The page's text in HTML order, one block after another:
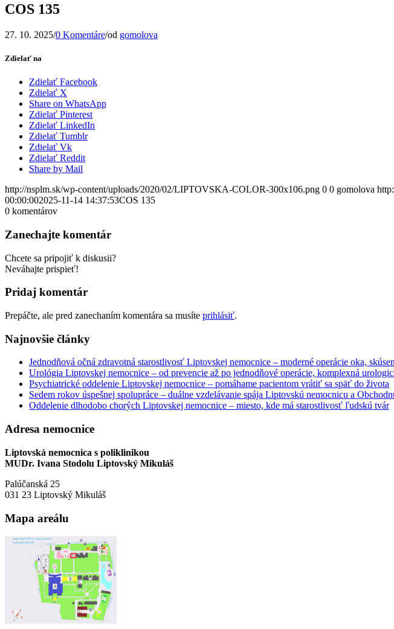
COS 135
27. 10. 2025/0 Komentáre/od gomolova
Zdielať na
Zdielať Facebook
Zdielať X
Share on WhatsApp
Zdielať Pinterest
Zdielať LinkedIn
Zdielať Tumblr
Zdielať Vk
Zdielať Reddit
Share by Mail
http://nsplm.sk/wp-content/uploads/2020/02/LIPTOVSKA-COLOR-300x106.png 0 0 gomolova
00:00:002025-11-14 14:37:53COS 135
0 komentárov
Zanechajte komentár
Chcete sa pripojiť k diskusii?
Neváhajte prispieť!
Pridaj komentár
Prepáčte, ale pred zanechaním komentára sa musíte prihlásiť.
Najnovšie články
Jednodňová očná zdravotná starostlivosť Liptovskej nemocnice – moderné operácie oka,
Urológia Liptovskej nemocnice – od prevencie až po jednodňové operácie, komplexná
Psychiatrické oddelenie Liptovskej nemocnice – pomáhame pacientom vrátiť sa späť do života
Sedem rokov úspešnej spolupráce – duálne vzdelávanie spája Liptovskú nemocnicu a
Oddelenie dlhodobo chorých Liptovskej nemocnice – miesto, kde má starostlivosť ľudskú tvár
Adresa nemocnice
Liptovská nemocnica s poliklinikou
MUDr. Ivana Stodolu Liptovský Mikuláš
Palúčanská 25
031 23 Liptovský Mikuláš
Mapa areálu